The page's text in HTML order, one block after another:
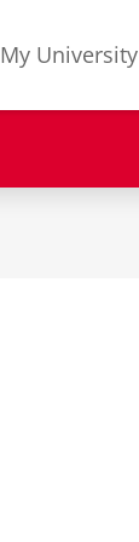
My University